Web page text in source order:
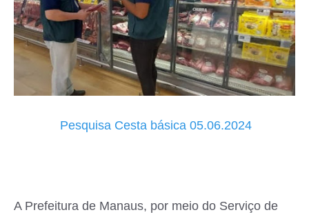
Pesquisa Cesta básica 05.06.2024
A Prefeitura de Manaus, por meio do Serviço de